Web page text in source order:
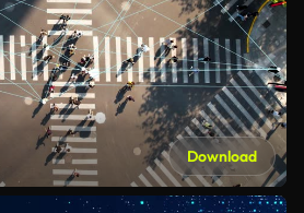
Download